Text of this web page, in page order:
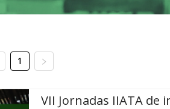
1
VII Jornadas IIATA de